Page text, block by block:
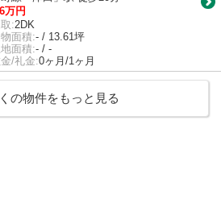
万円
:2DK
面積:- / 13.61坪
面積:- / -
/礼金:0ヶ月/1ヶ月
の物件をもっと見る